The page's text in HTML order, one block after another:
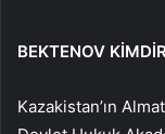
BEKTENOV
Kazakistan’ın